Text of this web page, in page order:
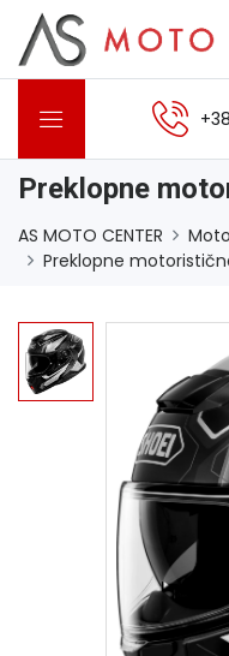
Preklopne
AS MOTO CENTER
Preklopne